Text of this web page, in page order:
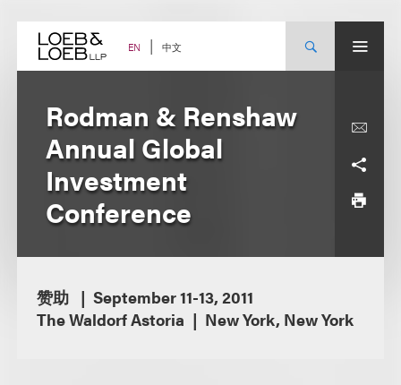
content EN 中文
Rodman & Renshaw
Annual Global
Investment
Conference
赞助
September 11-13, 2011
The Waldorf Astoria
New York, New York